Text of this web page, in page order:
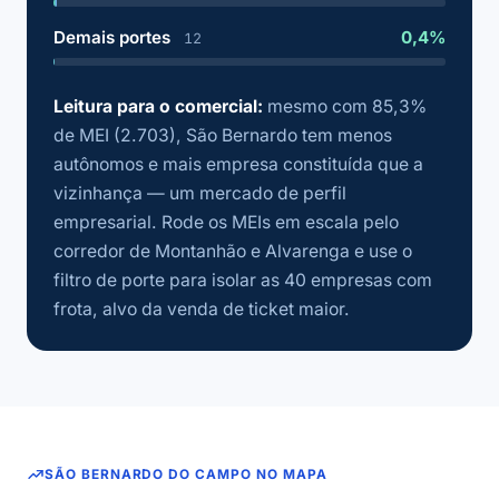
Demais portes 12 0,4%
Leitura para o comercial: mesmo com 85,3%
de MEI (2.703), São Bernardo tem menos
autônomos e mais empresa constituída que a
vizinhança — um mercado de perfil
empresarial. Rode os MEIs em escala pelo
corredor de Montanhão e Alvarenga e use o
filtro de porte para isolar as 40 empresas com
frota, alvo da venda de ticket maior.
SÃO BERNARDO DO CAMPO NO MAPA